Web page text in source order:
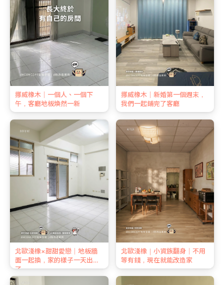
挪威橡木｜一個人、一個下
午，客廳地板煥然一新
挪威橡木｜新婚第一個週末，
我們一起鋪完了客廳
北歐淺橡×甜甜愛戀｜地板牆
面一起換，家的樣子一天出來
了
北歐淺橡｜小資族翻身｜不用
等有錢，現在就能改造家